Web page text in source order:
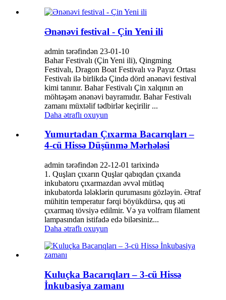
Ənənəvi festival - Çin Yeni ili
admin tərəfindən 23-01-10
Bahar Festivalı (Çin Yeni ili), Qingming
Festivalı, Dragon Boat Festivalı və Payız Ortası
Festivalı ilə birlikdə Çində dörd ənənəvi festival
kimi tanınır. Bahar Festivalı Çin xalqının ən
möhtəşəm ənənəvi bayramıdır. Bahar Festivalı
zamanı müxtəlif tədbirlər keçirilir ...
Daha ətraflı oxuyun
Yumurtadan Çıxarma Bacarıqları –
4-cü Hissə Düşünmə Mərhələsi
admin tərəfindən 22-12-01 tarixində
1. Quşları çıxarın Quşlar qabıqdan çıxanda
inkubatoru çıxarmazdan əvvəl mütləq
inkubatorda lələklərin qurumasını gözləyin. Ətraf
mühitin temperatur fərqi böyükdürsə, quş əti
çıxarmaq tövsiyə edilmir. Və ya volfram filament
lampasından istifadə edə bilərsiniz...
Daha ətraflı oxuyun
Kuluçka Bacarıqları – 3-cü Hissə
İnkubasiya zamanı